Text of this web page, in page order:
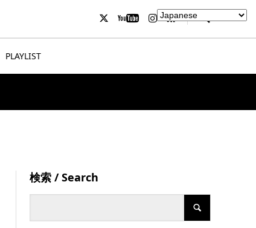
PLAYLIST
検索 / Search